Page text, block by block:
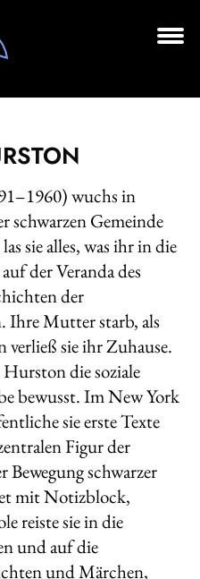
wuchs in
schwarzen Gemeinde
sie alles, was ihr in die
der Veranda des
der
Ihre Mutter starb, als
verließ sie ihr Zuhause.
die soziale
bewusst. Im New York
sie erste Texte
Figur der
Bewegung schwarzer
mit Notizblock,
reiste sie in die
und auf die
und Märchen,